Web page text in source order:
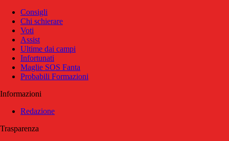
Consigli
Chi schierare
Voti
Assist
Ultime dai campi
Infortunati
Maglie SOS Fanta
Probabili Formazioni
Informazioni
Redazione
Trasparenza